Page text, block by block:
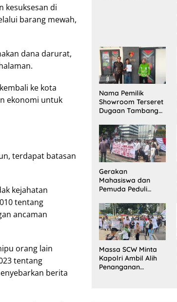
kesuksesan di
barang mewah,
dana darurat,
ke kota
ekonomi untuk
terdapat batasan
kejahatan
tentang
ancaman
orang lain
tentang
berita
Nama Pemilik
Showroom Terseret
Dugaan Tambang
Kini Jadi Sorotan
Gerakan
Mahasiswa dan
Pemuda Peduli
Sampaikan
Tuntutan di Jakarta
Pusat
Massa SCW Minta
Kapolri Ambil Alih
Penanganan